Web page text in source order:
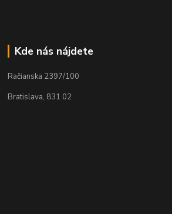
Kde nás nájdete
Račianska 2397/100
Bratislava, 831 02